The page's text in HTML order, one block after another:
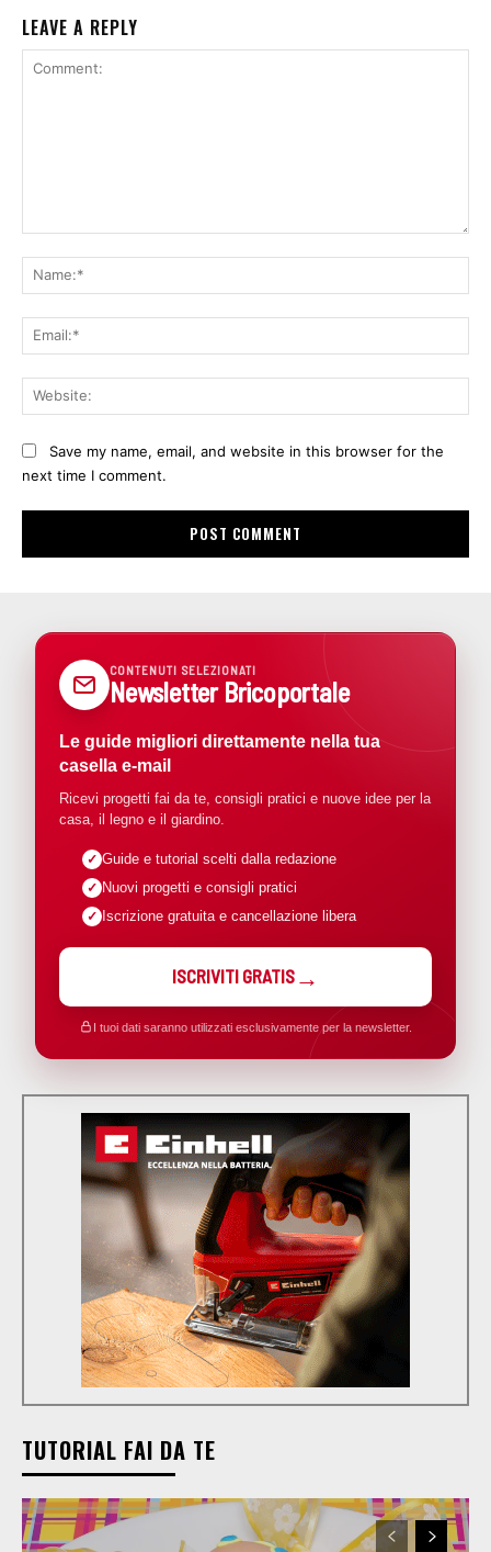
LEAVE A REPLY
Save my name, email, and website in this browser for the
next time I comment.
CONTENUTI SELEZIONATI
Newsletter Bricoportale
Le guide migliori direttamente nella tua
casella e-mail
Ricevi progetti fai da te, consigli pratici e nuove idee per la
casa, il legno e il giardino.
Guide e tutorial scelti dalla redazione
Nuovi progetti e consigli pratici
Iscrizione gratuita e cancellazione libera
ISCRIVITI GRATIS
I tuoi dati saranno utilizzati esclusivamente per la newsletter.
TUTORIAL FAI DA TE